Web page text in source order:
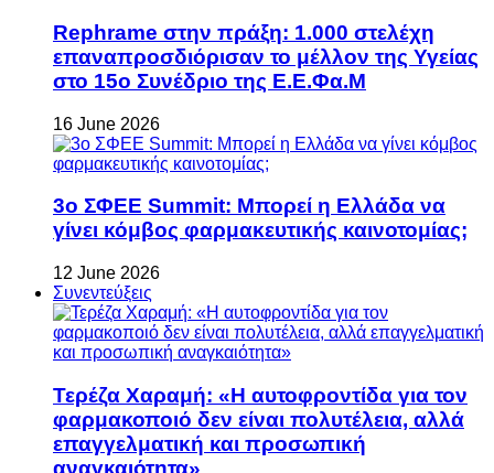
Rephrame στην πράξη: 1.000 στελέχη
επαναπροσδιόρισαν το μέλλον της Υγείας
στο 15ο Συνέδριο της Ε.Ε.Φα.Μ
16 June 2026
3ο ΣΦΕΕ Summit: Μπορεί η Ελλάδα να
γίνει κόμβος φαρμακευτικής καινοτομίας;
12 June 2026
Συνεντεύξεις
Τερέζα Χαραμή: «Η αυτοφροντίδα για τον
φαρμακοποιό δεν είναι πολυτέλεια, αλλά
επαγγελματική και προσωπική
αναγκαιότητα»